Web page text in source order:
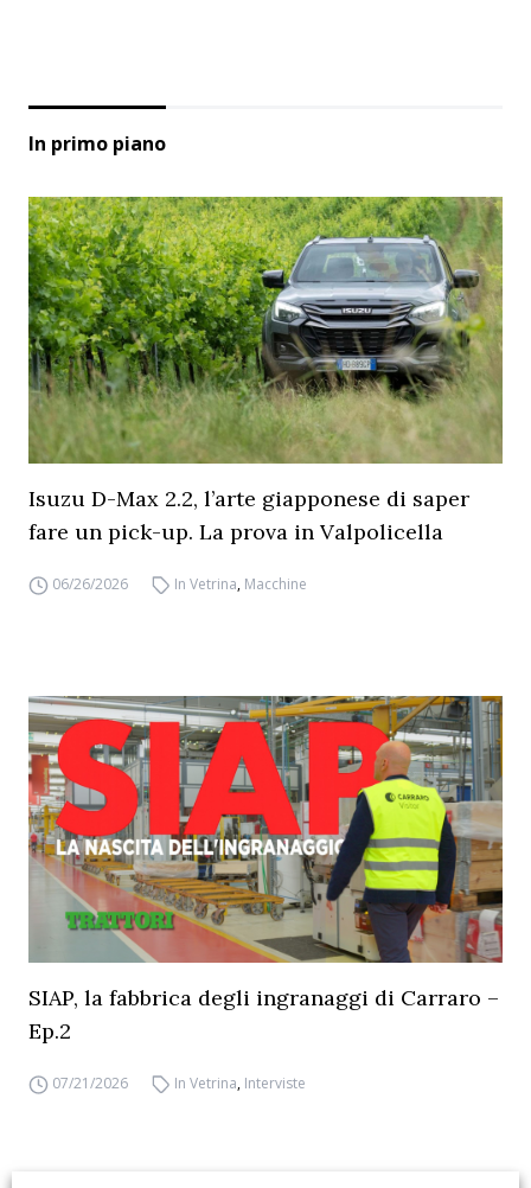
In primo piano
Isuzu D-Max 2.2, l’arte giapponese di saper
fare un pick-up. La prova in Valpolicella
06/26/2026 In Vetrina, Macchine
SIAP, la fabbrica degli ingranaggi di Carraro –
Ep.2
07/21/2026 In Vetrina, Interviste